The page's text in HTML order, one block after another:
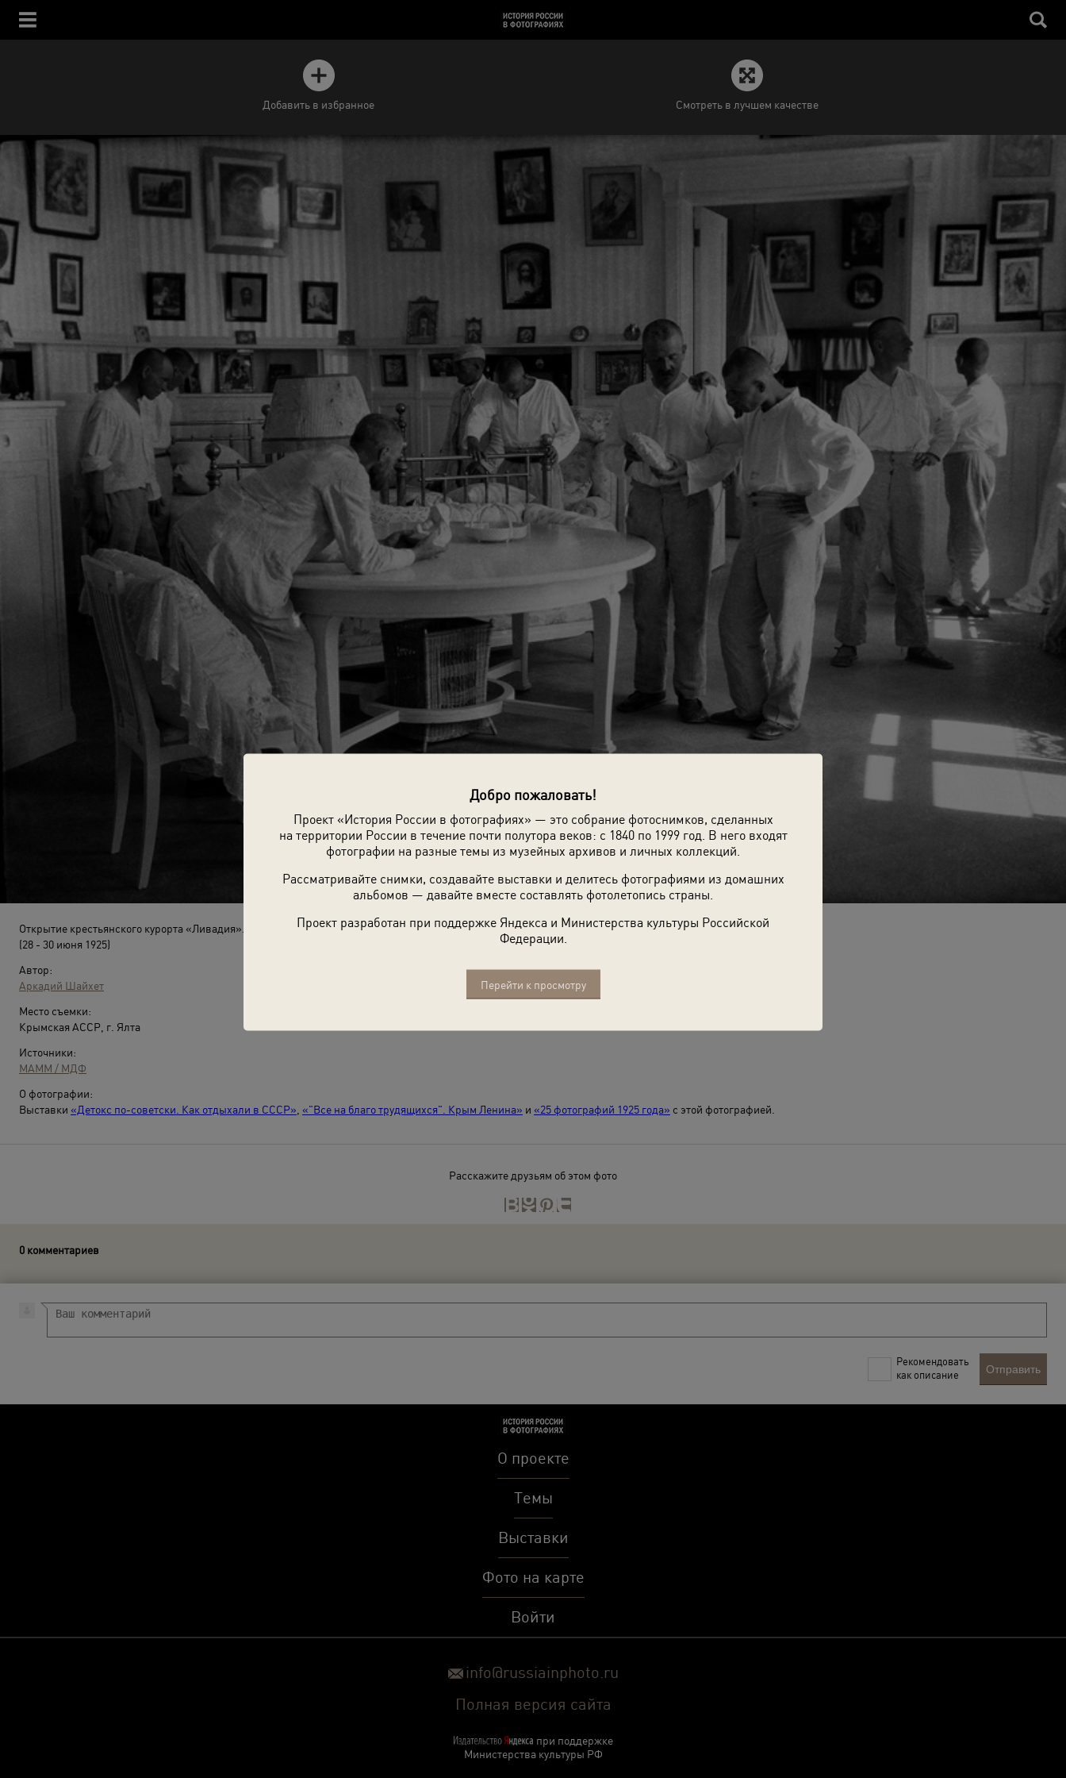
Добро пожаловать!
Проект «История России в фотографиях» — это собрание фотоснимков, сделанных
на территории России в течение почти полутора веков: с 1840 по 1999 год. В него входят
фотографии на разные темы из музейных архивов и личных коллекций.
Рассматривайте снимки, создавайте выставки и делитесь фотографиями из домашних
альбомов — давайте вместе составлять фотолетопись страны.
Проект разработан при поддержке Яндекса и Министерства культуры Российской
Федерации.
Перейти к просмотру
Добавить в избранное Смотреть в лучшем качестве
Открытие крестьянского курорта «Ливадия». Экскурсия отдыхающих по бывшему царскому дворцу: в царской спальне
(28 - 30 июня 1925)
Автор:
Аркадий Шайхет
Место съемки:
Крымская АССР, г. Ялта
Источники:
МАММ / МДФ
О фотографии:
Выставки «Детокс по-советски. Как отдыхали в СССР» «"Все на благо трудящихся". Крым Ленина» и «25 фотографий 1925 года» с этой фотографией.
Расскажите друзьям об этом фото
0 комментариев
Рекомендовать
как описание
Отправить
О проекте
Темы
Выставки
Фото на карте
Войти
info@russiainphoto.ru
Полная версия сайта
при поддержке
Министерства культуры РФ